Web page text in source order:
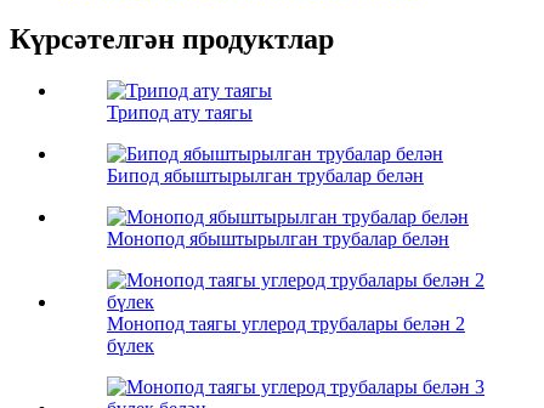
Күрсәтелгән продуктлар
Трипод ату таягы
Бипод ябыштырылган трубалар белән
Монопод ябыштырылган трубалар белән
Монопод таягы углерод трубалары белән 2
бүлек